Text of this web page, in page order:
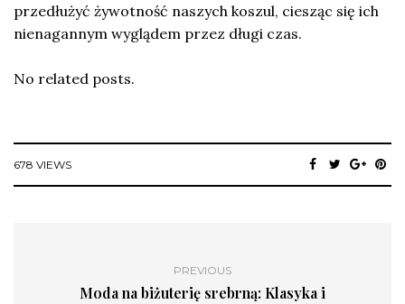
przedłużyć żywotność naszych koszul, ciesząc się ich
nienagannym wyglądem przez długi czas.
No related posts.
678 VIEWS
PREVIOUS
Moda na biżuterię srebrną: Klasyka i